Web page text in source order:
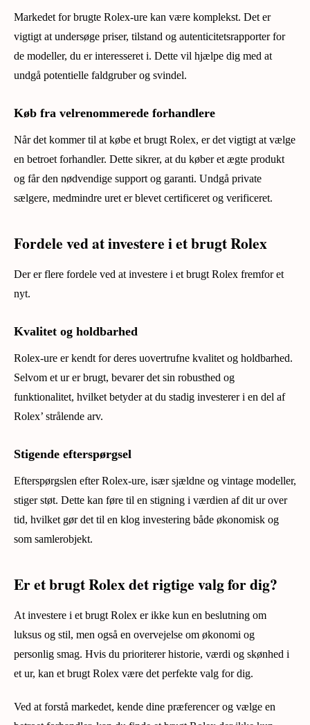
Markedet for brugte Rolex-ure kan være komplekst. Det er
vigtigt at undersøge priser, tilstand og autenticitetsrapporter for
de modeller, du er interesseret i. Dette vil hjælpe dig med at
undgå potentielle faldgruber og svindel.
Køb fra velrenommerede forhandlere
Når det kommer til at købe et brugt Rolex, er det vigtigt at vælge
en betroet forhandler. Dette sikrer, at du køber et ægte produkt
og får den nødvendige support og garanti. Undgå private
sælgere, medmindre uret er blevet certificeret og verificeret.
Fordele ved at investere i et brugt Rolex
Der er flere fordele ved at investere i et brugt Rolex fremfor et
nyt.
Kvalitet og holdbarhed
Rolex-ure er kendt for deres uovertrufne kvalitet og holdbarhed.
Selvom et ur er brugt, bevarer det sin robusthed og
funktionalitet, hvilket betyder at du stadig investerer i en del af
Rolex’ strålende arv.
Stigende efterspørgsel
Efterspørgslen efter Rolex-ure, især sjældne og vintage modeller,
stiger støt. Dette kan føre til en stigning i værdien af dit ur over
tid, hvilket gør det til en klog investering både økonomisk og
som samlerobjekt.
Er et brugt Rolex det rigtige valg for dig?
At investere i et brugt Rolex er ikke kun en beslutning om
luksus og stil, men også en overvejelse om økonomi og
personlig smag. Hvis du prioriterer historie, værdi og skønhed i
et ur, kan et brugt Rolex være det perfekte valg for dig.
Ved at forstå markedet, kende dine præferencer og vælge en